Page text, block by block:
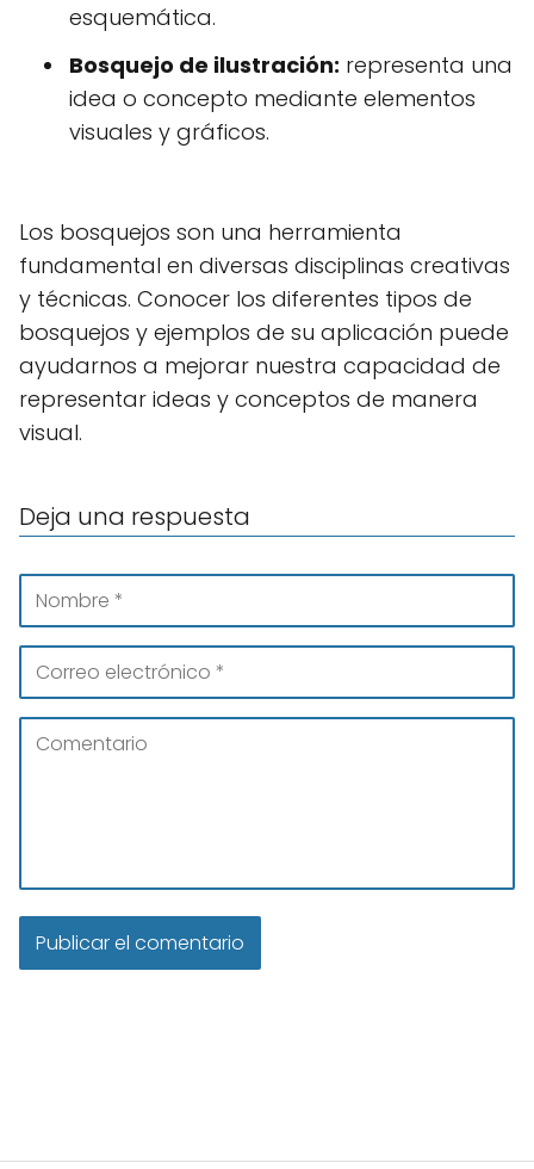
esquemática.
Bosquejo de ilustración: representa una
idea o concepto mediante elementos
visuales y gráficos.
Los bosquejos son una herramienta
fundamental en diversas disciplinas creativas
y técnicas. Conocer los diferentes tipos de
bosquejos y ejemplos de su aplicación puede
ayudarnos a mejorar nuestra capacidad de
representar ideas y conceptos de manera
visual.
Deja una respuesta